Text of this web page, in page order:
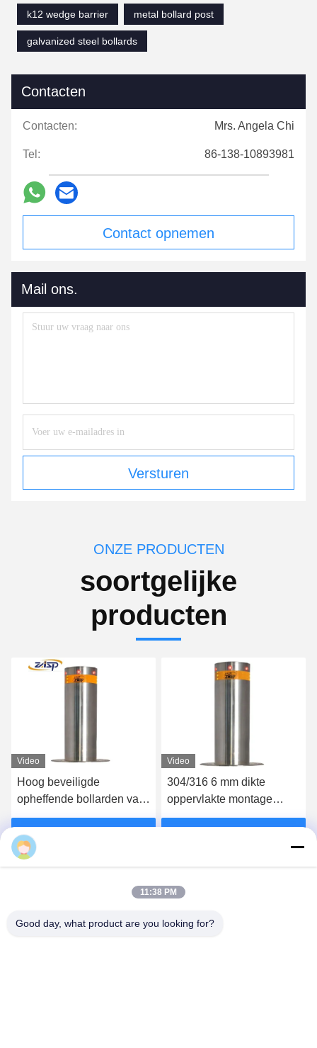
k12 wedge barrier
metal bollard post
galvanized steel bollards
Contacten
Contacten: Mrs. Angela Chi
Tel: 86-138-10893981
Contact opnemen
Mail ons.
Versturen
ONZE PRODUCTEN
soortgelijke
producten
Video
Hoog beveiligde
opheffende bollarden van
roestvrij staal met CE-
certificering
Video
304/316 6 mm dikte
oppervlakte montage
bollards automatisch
11:38 PM
Good day, what product are you looking for?